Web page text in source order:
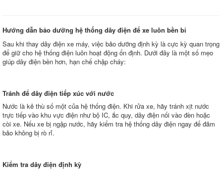
Hướng dẫn bảo dưỡng hệ thống dây điện để xe luôn bền bỉ
Sau khi thay dây điện xe máy, việc bảo dưỡng định kỳ là cực kỳ quan trọng
để giữ cho hệ thống điện luôn hoạt động ổn định. Dưới đây là một số mẹo
giúp dây điện bền hơn, hạn chế chập cháy:
Tránh để dây điện tiếp xúc với nước
Nước là kẻ thù số một của hệ thống điện. Khi rửa xe, hãy tránh xịt nước
trực tiếp vào khu vực điện như bộ IC, ắc quy, dây điện nối vào đèn hoặc
còi xe. Nếu xe bị ngập nước, hãy kiểm tra hệ thống dây điện ngay để đảm
bảo không bị rò rỉ.
Kiểm tra dây điện định kỳ